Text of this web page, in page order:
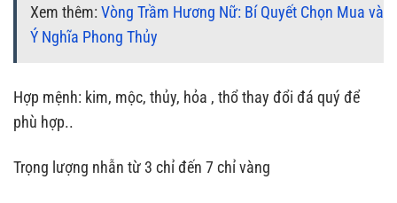
Xem thêm: Vòng Trầm Hương Nữ: Bí Quyết Chọn Mua và
Ý Nghĩa Phong Thủy
Hợp mệnh: kim, mộc, thủy, hỏa , thổ thay đổi đá quý để
phù hợp..
Trọng lượng nhẫn từ 3 chỉ đến 7 chỉ vàng